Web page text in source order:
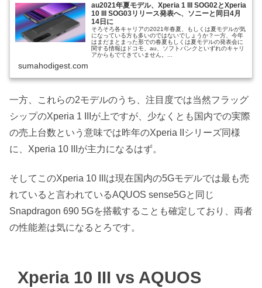
au2021年夏モデル、Xperia 1 III SOG02とXperia
10 III SOG03リリース発表へ、ソニーと同日4月
14日に
そろそろ各キャリアの2021年春夏、もしくは夏モデルが気
になっている方も多いのではないでしょうか？一方、今年
はまだまとまった形での春夏もしくは夏モデルの発表会に
関する情報はドコモ、au、ソフトバンクといずれのキャリ
アからもでてきていません。...
sumahodigest.com
一方、これらの2モデルのうち、注目度では当然フラッグ
シップのXperia 1 IIIが上ですが、少なくとも国内での実際
の売上台数という意味では昨年のXperia IIシリーズ同様
に、Xperia 10 IIIが主力になるはず。
そしてこのXperia 10 IIIは現在国内の5Gモデルでは最も売
れていると言われているAQUOS sense5Gと同じ
Snapdragon 690 5Gを搭載することも確定しており、両者
の性能差は気になるとろです。
Xperia 10 III vs AQUOS